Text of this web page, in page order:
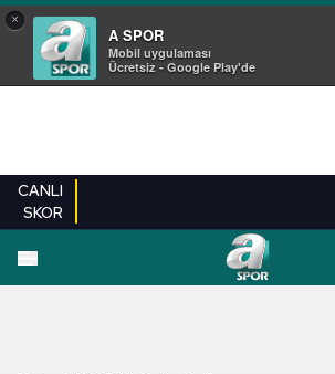
×
A SPOR
Mobil uygulaması
Ücretsiz - Google Play'de
CANLI
SKOR